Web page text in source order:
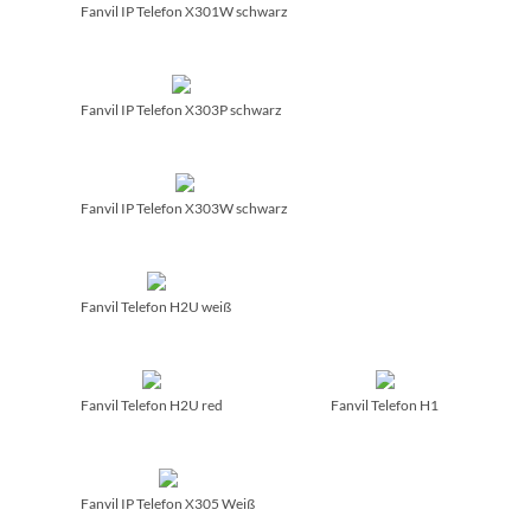
Fanvil IP Telefon X301W schwarz
Fanvil IP Telefon X303P schwarz
Fanvil IP Telefon X303W schwarz
Fanvil Telefon H2U weiß
Fanvil Telefon H2U red Fanvil Telefon H1
Fanvil IP Telefon X305 Weiß